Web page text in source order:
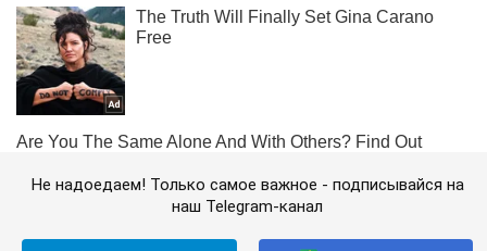
Не надоедаем! Только самое важное - подписывайся на
наш Telegram-канал